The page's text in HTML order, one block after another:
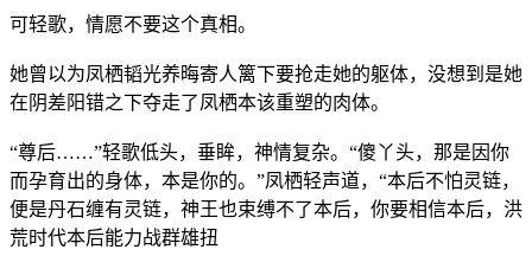
可轻歌，情愿不要这个真相。
她曾以为凤栖韬光养晦寄人篱下要抢走她的躯体，没想到是她
在阴差阳错之下夺走了凤栖本该重塑的肉体。
“尊后……”轻歌低头，垂眸，神情复杂。“傻丫头，那是因你
而孕育出的身体，本是你的。”凤栖轻声道，“本后不怕灵链，
便是丹石缠有灵链，神王也束缚不了本后，你要相信本后，洪
荒时代本后能力战群雄扭